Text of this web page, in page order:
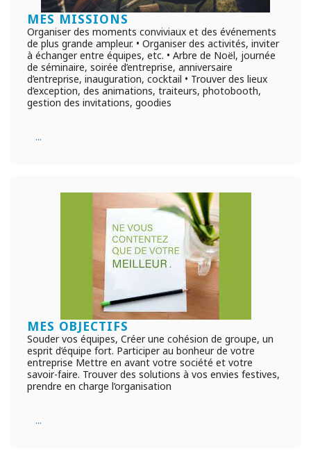
MES MISSIONS
Organiser des moments conviviaux et des événements
de plus grande ampleur. • Organiser des activités, inviter
à échanger entre équipes, etc. • Arbre de Noël, journée
de séminaire, soirée d’entreprise, anniversaire
d’entreprise, inauguration, cocktail • Trouver des lieux
d’exception, des animations, traiteurs, photobooth,
gestion des invitations, goodies
...
MES OBJECTIFS
Souder vos équipes, Créer une cohésion de groupe, un
esprit d’équipe fort. Participer au bonheur de votre
entreprise Mettre en avant votre société et votre
savoir-faire. Trouver des solutions à vos envies festives,
prendre en charge l’organisation
...